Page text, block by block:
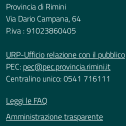
Provincia di Rimini
Via Dario Campana, 64
P.iva : 91023860405
URP-Ufficio relazione con il pubblico
PEC: pec@pec.provincia.rimini.it
Centralino unico: 0541 716111
Leggi le FAQ
Amministrazione trasparente